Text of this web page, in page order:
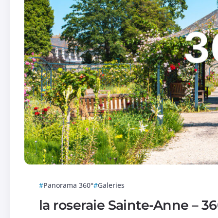
Panorama 360° Galeries
la roseraie Sainte-Anne –